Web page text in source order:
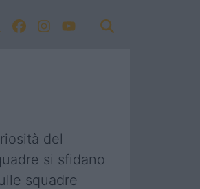
del
si sfidano
squadre